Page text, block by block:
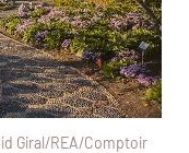
Giral/REA/Comptoir